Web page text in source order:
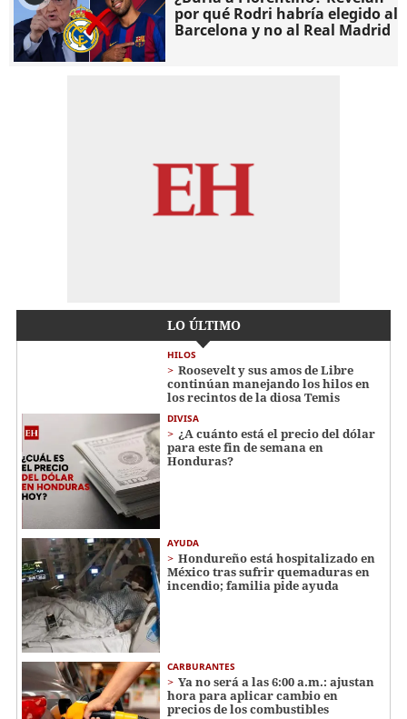
por qué Rodri habría elegido al
Barcelona y no al Real Madrid
LO ÚLTIMO
HILOS
Roosevelt y sus amos de Libre
continúan manejando los hilos en
los recintos de la diosa Temis
DIVISA
¿A cuánto está el precio del dólar
para este fin de semana en
Honduras?
AYUDA
Hondureño está hospitalizado en
México tras sufrir quemaduras en
incendio; familia pide ayuda
CARBURANTES
Ya no será a las 6:00 a.m.: ajustan
hora para aplicar cambio en
precios de los combustibles